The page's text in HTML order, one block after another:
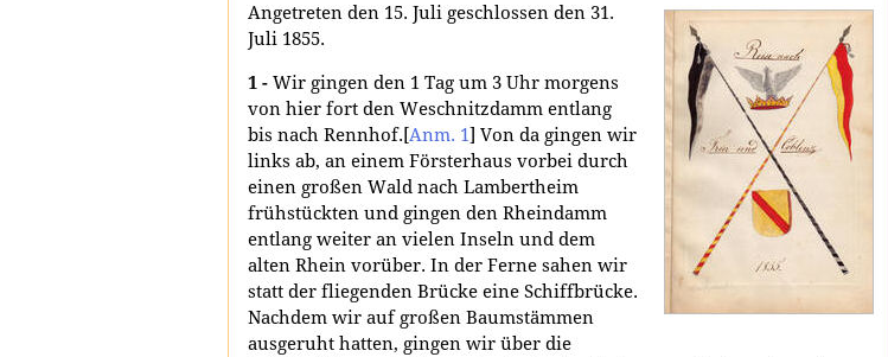
Angetreten den 15. Juli geschlossen den 31.
Juli 1855.
1 - Wir gingen den 1 Tag um 3 Uhr morgens
von hier fort den Weschnitzdamm entlang
bis nach Rennhof. [Anm. 1] Von da gingen wir
links ab, an einem Försterhaus vorbei durch
einen großen Wald nach Lambertheim
frühstückten und gingen den Rheindamm
entlang weiter an vielen Inseln und dem
alten Rhein vorüber. In der Ferne sahen wir
statt der fliegenden Brücke eine Schiffbrücke.
Nachdem wir auf großen Baumstämmen
ausgeruht hatten, gingen wir über die